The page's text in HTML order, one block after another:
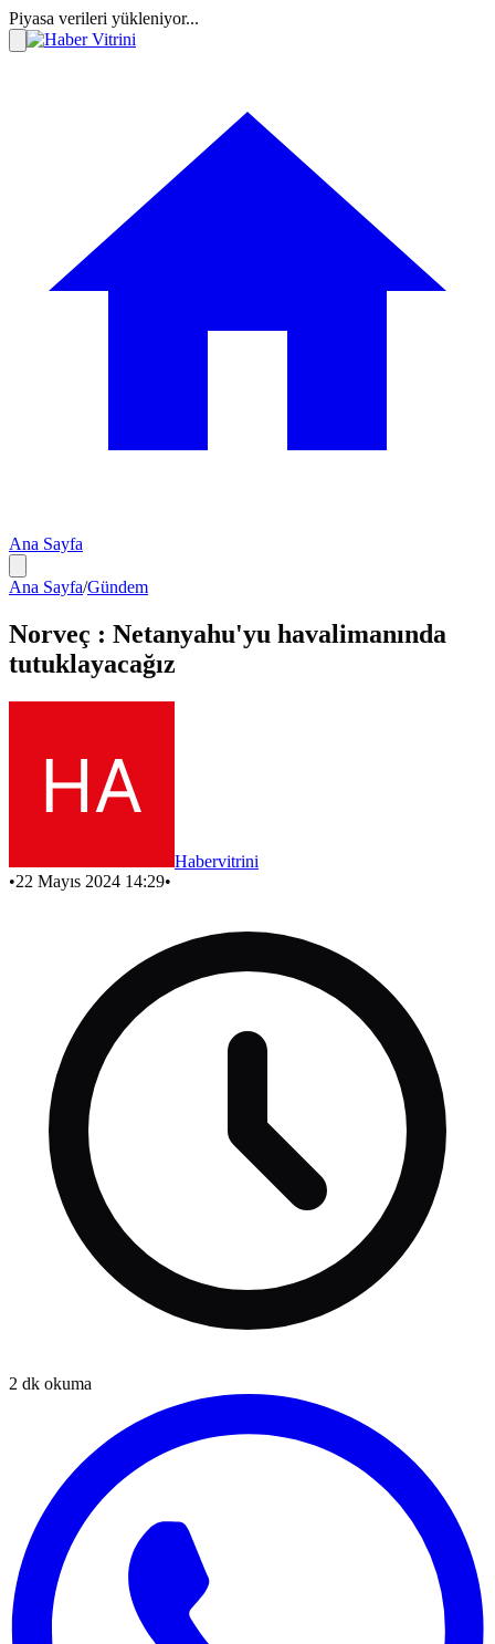
Piyasa verileri yükleniyor...
Ana Sayfa
Ana Sayfa/Gündem
Norveç : Netanyahu'yu havalimanında
tutuklayacağız
Habervitrini
•22 Mayıs 2024 14:29•
2 dk okuma